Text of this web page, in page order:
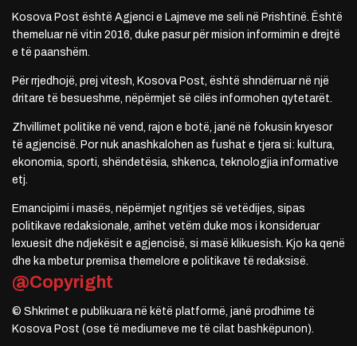
Kosova Post është Agjenci e Lajmeve me seli në Prishtinë. Është
themeluar në vitin 2016, duke pasur për mision informimin e drejtë
e të paanshëm.
Për rrjedhojë, prej vitesh, Kosova Post, është shndërruar në një
dritare të besueshme, nëpërmjet së cilës informohen qytetarët.
Zhvillimet politike në vend, rajon e botë, janë në fokusin kryesor
të agjencisë. Por nuk anashkalohen as fushat e tjera si: kultura,
ekonomia, sporti, shëndetësia, shkenca, teknologjia informative
etj.
Emancipimi i masës, nëpërmjet ngritjes së vetëdijes, sipas
politikave redaksionale, arrihet vetëm duke mos i konsideruar
lexuesit dhe ndjekësit e agjencisë, si masë klikuesish. Kjo ka qenë
dhe ka mbetur premisa themelore e politikave të redaksisë.
@Copyright
© Shkrimet e publikuara në këtë platformë, janë prodhime të
Kosova Post (ose të mediumeve me të cilat bashkëpunon).